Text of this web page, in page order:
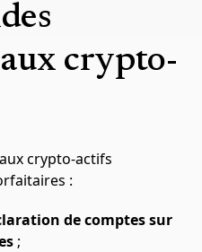
crypto-
crypto-actifs
:
de comptes sur
;